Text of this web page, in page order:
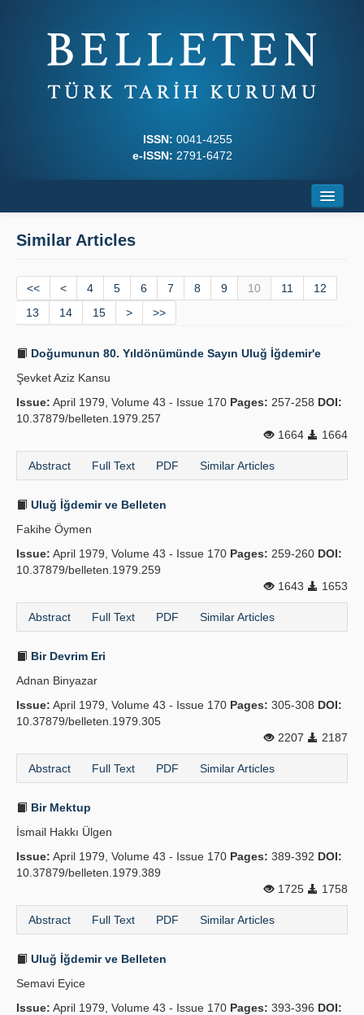
ISSN: 0041-4255
e-ISSN: 2791-6472
Journal Boards
Writing Rules
Principles
Publication Policies
Guidelines
Contact Us
Similar Articles
<< < 4 5 6 7 8 9 10 11
12
13
14 15 > >>
Doğumunun 80. Yıldönümünde Sayın Uluğ İğdemir'e
Şevket Aziz Kansu
Issue: April 1979, Volume 43 - Issue 170 Pages: 257-258 DOI:
10.37879/belleten.1979.257
1664
1664
Abstract Full Text PDF Similar Articles
Uluğ İğdemir ve Belleten
Fakihe Öymen
Issue: April 1979, Volume 43 - Issue 170 Pages: 259-260 DOI:
10.37879/belleten.1979.259
1643
1653
Abstract Full Text PDF Similar Articles
Bir Devrim Eri
Adnan Binyazar
Issue: April 1979, Volume 43 - Issue 170 Pages: 305-308 DOI:
10.37879/belleten.1979.305
2207
2187
Abstract Full Text PDF Similar Articles
Bir Mektup
İsmail Hakkı Ülgen
Issue: April 1979, Volume 43 - Issue 170 Pages: 389-392 DOI:
10.37879/belleten.1979.389
1725
1758
Abstract Full Text PDF Similar Articles
Uluğ İğdemir ve Belleten
Semavi Eyice
Issue: April 1979, Volume 43 - Issue 170 Pages: 393-396 DOI: